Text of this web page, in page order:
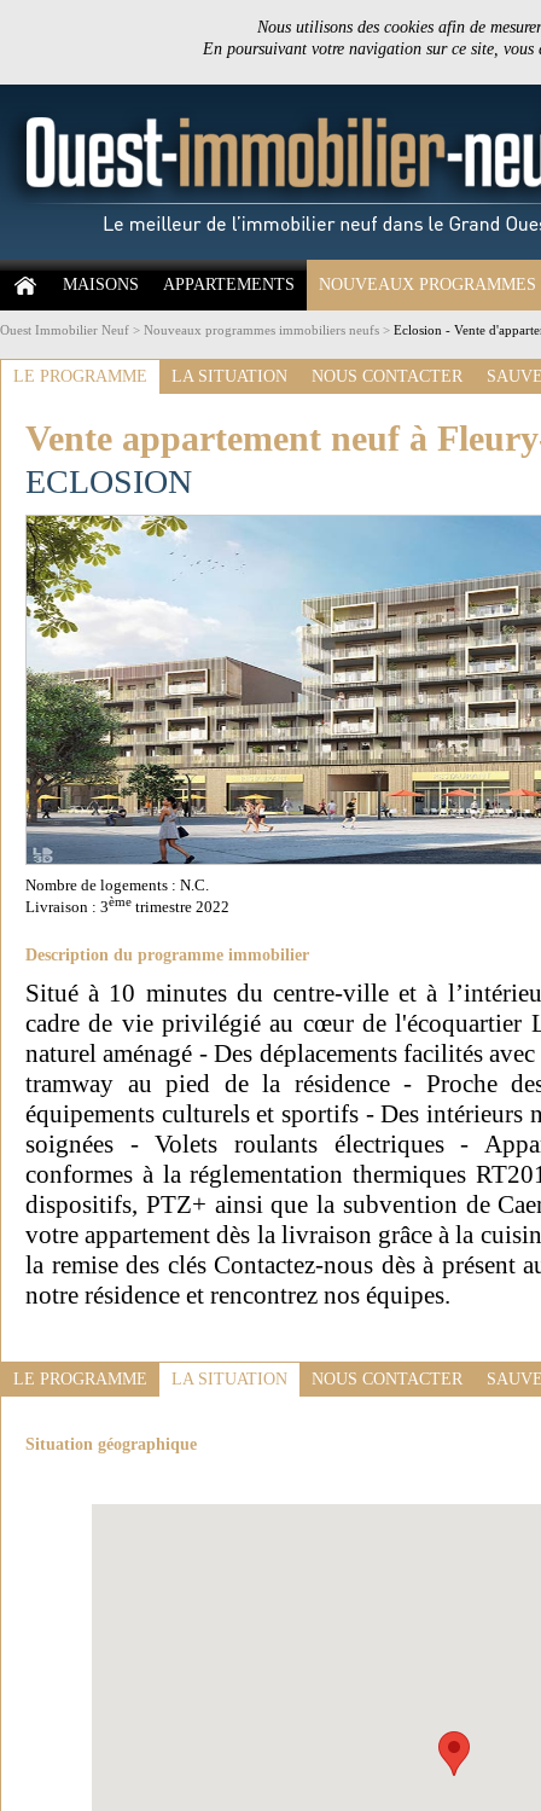
Nous utilisons des cookies afin de
En poursuivant votre navigation sur ce site,
MAISONS APPARTEMENTS NOUVEAUX PROGRAMMES
Ouest Immobilier Neuf > Nouveaux programmes immobiliers neufs > Eclosion - Vente
LE PROGRAMME LA SITUATION NOUS CONTACTER
Vente appartement neuf à
ECLOSION
Nombre de logements : N.C.
Livraison : 3ème trimestre 2022
Description du programme immobilier
Situé à 10 minutes du centre-ville et à
cadre de vie privilégié au cœur de l'écoquartier
naturel aménagé - Des déplacements facilités
tramway au pied de la résidence - Proche
équipements culturels et sportifs - Des intérieurs
soignées - Volets roulants électriques -
conformes à la réglementation thermiques
dispositifs, PTZ+ ainsi que la subvention de
votre appartement dès la livraison grâce à la
la remise des clés Contactez-nous dès à
notre résidence et rencontrez nos équipes.
LE PROGRAMME LA SITUATION NOUS CONTACTER
Situation géographique